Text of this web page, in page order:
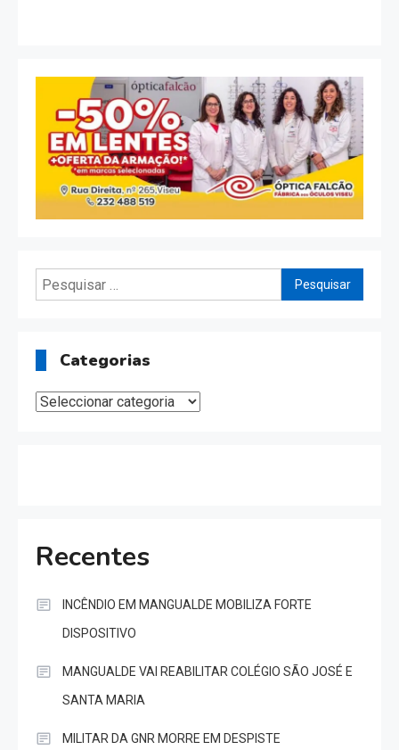
Pesquisar
por:
Categorias
Categorias
Recentes
INCÊNDIO EM MANGUALDE MOBILIZA FORTE
DISPOSITIVO
MANGUALDE VAI REABILITAR COLÉGIO SÃO JOSÉ E
SANTA MARIA
MILITAR DA GNR MORRE EM DESPISTE